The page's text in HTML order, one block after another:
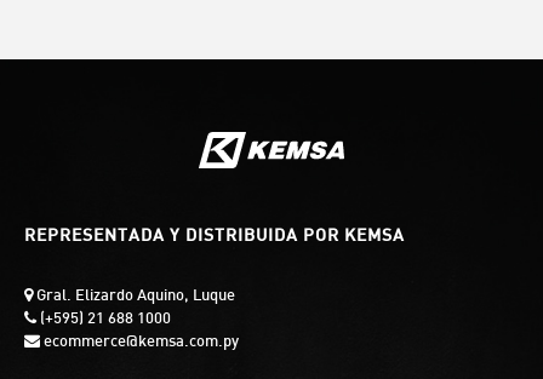
REPRESENTADA Y DISTRIBUIDA POR KEMSA
Gral. Elizardo Aquino, Luque
(+595) 21 688 1000
ecommerce@kemsa.com.py